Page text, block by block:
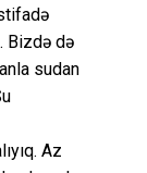
Bizdə də
sudan
Az